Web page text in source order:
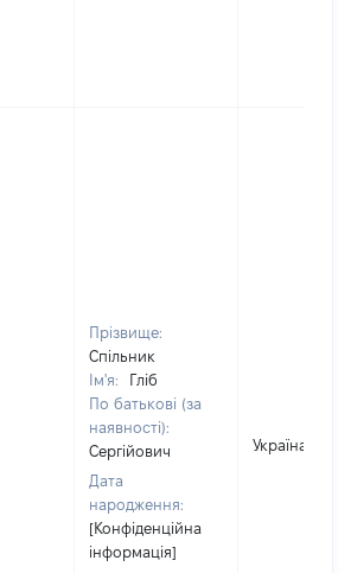
Прізвище:
Спільник
Ім'я:
Гліб
По батькові (за
наявності):
Сергійович
Дата
народження:
[Конфіденційна
інформація]
Україна